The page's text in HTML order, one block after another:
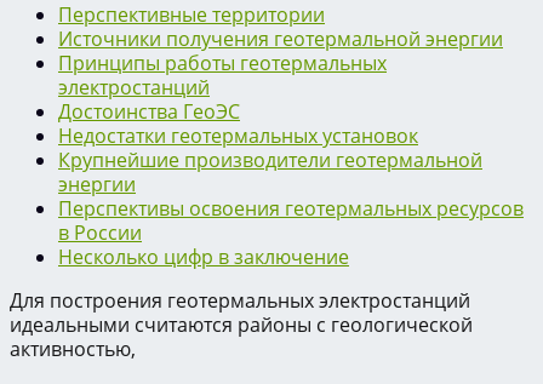
Перспективные территории
Источники получения геотермальной энергии
Принципы работы геотермальных
электростанций
Достоинства ГеоЭС
Недостатки геотермальных установок
Крупнейшие производители геотермальной
энергии
Перспективы освоения геотермальных ресурсов
в России
Несколько цифр в заключение
Для построения геотермальных электростанций
идеальными считаются районы с геологической
активностью,